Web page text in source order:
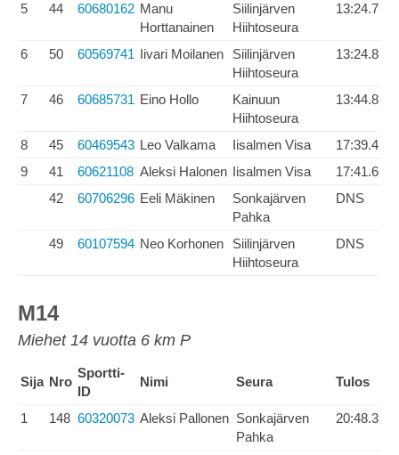
5 44 60680162 Manu
Horttanainen
Siilinjärven
Hiihtoseura
13:24.7
6 50 60569741 Iivari Moilanen
Siilinjärven
Hiihtoseura
13:24.8
7 46 60685731 Eino Hollo
Kainuun
Hiihtoseura
13:44.8
8 45 60469543 Leo Valkama Iisalmen Visa
17:39.4
9
41 60621108 Aleksi Halonen Iisalmen Visa
17:41.6
42
60706296 Eeli Mäkinen
Sonkajärven
Pahka
DNS
49 60107594 Neo Korhonen
Siilinjärven
Hiihtoseura
DNS
M14
Miehet 14 vuotta 6 km P
Sija Nro
Sportti-
ID
Nimi Seura Tulos
1 148 60320073 Aleksi Pallonen Sonkajärven
Pahka
20:48.3